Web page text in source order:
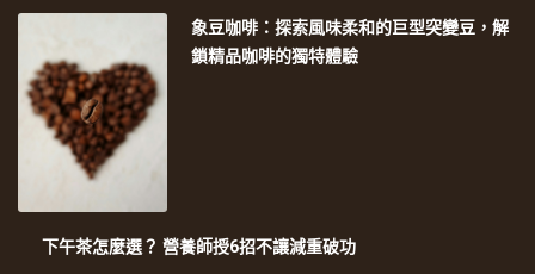
象豆咖啡：探索風味柔和的巨型突變豆，解
鎖精品咖啡的獨特體驗
下午茶怎麼選？ 營養師授6招不讓減重破功